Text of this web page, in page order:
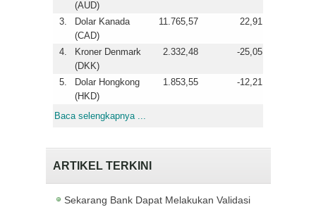
(AUD)
3.
Dolar Kanada
(CAD)
11.765,57 22,91
4.
Kroner Denmark
(DKK)
2.332,48 -25,05
5.
Dolar Hongkong
(HKD)
1.853,55 -12,21
Baca selengkapnya ...
ARTIKEL TERKINI
Sekarang Bank Dapat Melakukan Validasi